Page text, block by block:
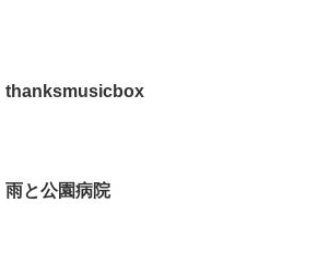
thanksmusicbox
雨と公園病院